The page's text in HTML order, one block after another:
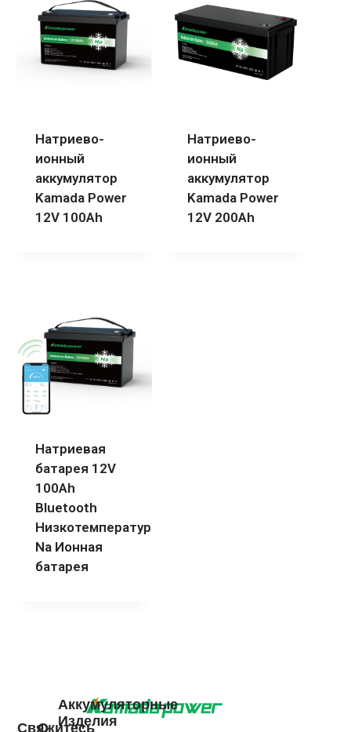
Натриево-
ионный
аккумулятор
Kamada Power
12V 100Ah
Натриево-
ионный
аккумулятор
Kamada Power
12V 200Ah
Натриевая
батарея 12V
100Ah
Bluetooth
Низкотемпературная
Na Ионная
батарея
Аккумуляторные
Изделия
О
Свяжитесь